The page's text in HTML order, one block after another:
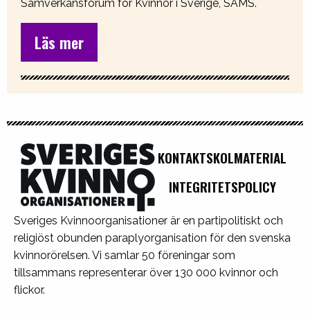
Samverkansforum för Kvinnor i Sverige, SAMS.
Läs mer
Sveriges Kvinnoorganisationer är en partipolitiskt och
religiöst obunden paraplyorganisation för den svenska
kvinnorörelsen. Vi samlar 50 föreningar som
tillsammans representerar över 130 000 kvinnor och
flickor.
KONTAKTSKOLMATERIAL
INTEGRITETSPOLICY